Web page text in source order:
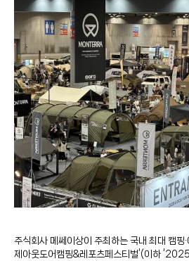
주식회사 메쎄이상이 주최하는 국내 최대 캠핑
제아웃도어캠핑&레포츠페스티벌’(이하